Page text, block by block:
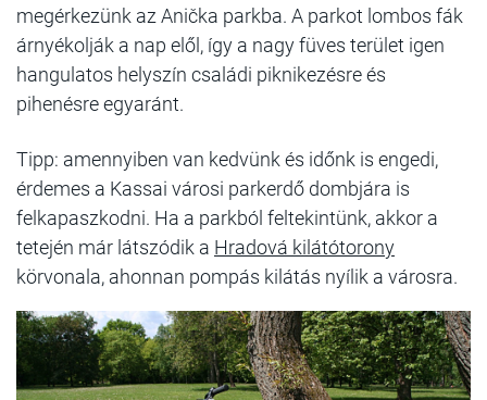
megérkezünk azAnička parkba. A parkot lombos fák
árnyékolják a nap elől, így a nagy füves terület igen
hangulatos helyszín családi piknikezésre és
pihenésre egyaránt.
Tipp: amennyiben van kedvünk és időnk is engedi,
érdemes a Kassai városi parkerdő dombjára is
felkapaszkodni. Ha a parkból feltekintünk, akkor a
tetején már látszódik a Hradová kilátótorony
körvonala, ahonnan pompás kilátás nyílik a városra.